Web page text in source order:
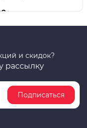
и скидок?
рассылку
Подписаться